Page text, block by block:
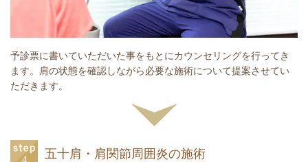
予診票に書いていただいた事をもとにカウンセリングを行ってき
ます。肩の状態を確認しながら必要な施術について提案させてい
ただきます。
五十肩・肩関節周囲炎の施術